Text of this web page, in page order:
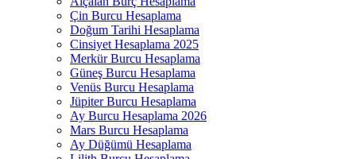
Çin Burcu Hesaplama
Doğum Tarihi Hesaplama
Cinsiyet Hesaplama 2025
Merkür Burcu Hesaplama
Güneş Burcu Hesaplama
Venüs Burcu Hesaplama
Jüpiter Burcu Hesaplama
Ay Burcu Hesaplama 2026
Mars Burcu Hesaplama
Ay Düğümü Hesaplama